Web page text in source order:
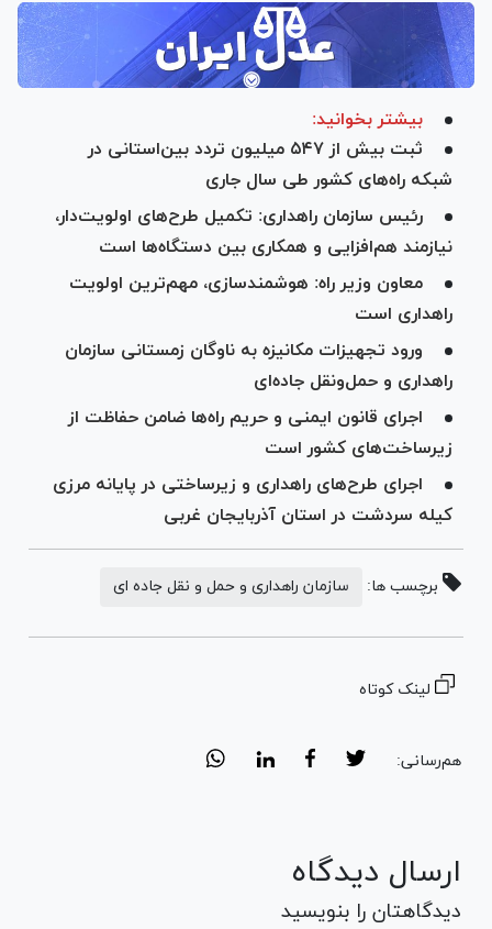
بیشتر بخوانید:
ثبت بیش از ۵۴۷ میلیون تردد بین‌استانی در
شبکه راه‌های کشور طی سال جاری
رئیس سازمان راهداری: تکمیل طرح‌های اولویت‌دار،
نیازمند هم‌افزایی و همکاری بین دستگاه‌ها است
معاون وزیر راه: هوشمندسازی، مهم‌ترین اولویت
راهداری است
ورود تجهیزات مکانیزه به ناوگان زمستانی سازمان
راهداری و حمل‌ونقل جاده‌ای
اجرای قانون ایمنی و حریم راه‌ها ضامن حفاظت از
زیرساخت‌های کشور است
اجرای طرح‌های راهداری و زیرساختی در پایانه مرزی
کیله سردشت در استان آذربایجان غربی
برچسب ها: سازمان راهداری و حمل و نقل جاده ای
لینک کوتاه
هم‌رسانی:
ارسال دیدگاه
دیدگاهتان را بنویسید